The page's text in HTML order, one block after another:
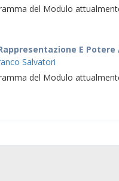
del Modulo
E Potere
Salvatori
del Modulo